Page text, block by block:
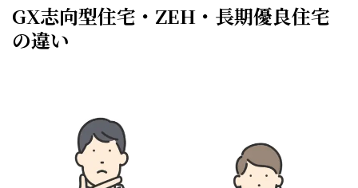
GX志向型住宅・ZEH・長期優良住宅
の違い